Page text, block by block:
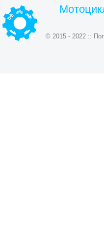
© 2015 - 2022 ::